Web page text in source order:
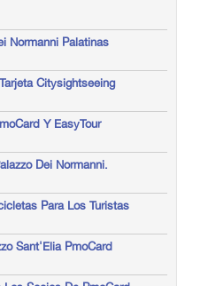
Normanni Palatinas
Citysightseeing
Y EasyTour
Dei Normanni.
Para Los Turistas
Sant'Elia PmoCard